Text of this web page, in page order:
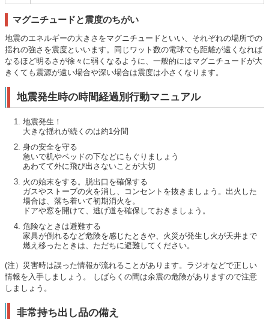
マグニチュードと震度のちがい
地震のエネルギーの大きさをマグニチュードといい、それぞれの場所での
揺れの強さを震度といいます。同じワット数の電球でも距離が遠くなれば
なるほど明るさが徐々に弱くなるように、一般的にはマグニチュードが大
きくても震源が遠い場合や深い場合は震度は小さくなります。
地震発生時の時間経過別行動マニュアル
地震発生！
大きな揺れが続くのは約1分間
身の安全を守る
急いで机やベッドの下などにもぐりましょう
あわてて外に飛び出さないことが大切
火の始末をする。脱出口を確保する
ガスやストーブの火を消し、コンセントを抜きましょう。出火した
場合は、落ち着いて初期消火を。
ドアや窓を開けて、逃げ道を確保しておきましょう。
危険なときは避難する
家具が倒れるなど危険を感じたときや、火災が発生し火が天井まで
燃え移ったときは、ただちに避難してください。
(注）災害時は誤った情報が流れることがあります。ラジオなどで正しい
情報を入手しましょう。 しばらくの間は余震の危険がありますので注意
しましょう。
非常持ち出し品の備え